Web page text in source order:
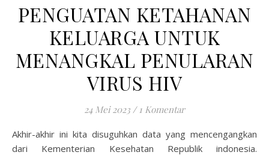
PENGUATAN KETAHANAN
KELUARGA UNTUK
MENANGKAL PENULARAN
VIRUS HIV
24 Mei 2023 / 1 Komentar
Akhir-akhir ini kita disuguhkan data yang mencengangkan
dari Kementerian Kesehatan Republik indonesia.